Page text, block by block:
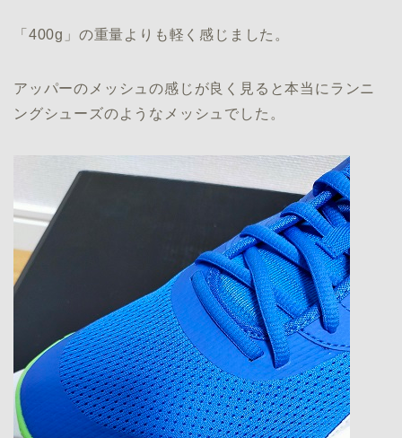
「400g」の重量よりも軽く感じました。
アッパーのメッシュの感じが良く見ると本当にランニ
ングシューズのようなメッシュでした。